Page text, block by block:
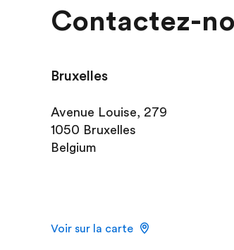
Contactez-
Bruxelles
Avenue Louise, 279
1050 Bruxelles
Belgium
Voir sur la carte